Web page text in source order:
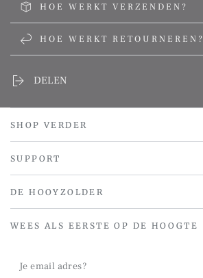
HOE WERKT VERZENDEN?
HOE WERKT RETOURNEREN?
DELEN
SHOP VERDER
SUPPORT
DE HOOYZOLDER
WEES ALS EERSTE OP DE HOOGTE